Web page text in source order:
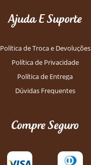
Ajuda E Suporte
Política de Troca e Devoluções
Política de Privacidade
Política de Entrega
Dúvidas Frequentes
Compre Seguro